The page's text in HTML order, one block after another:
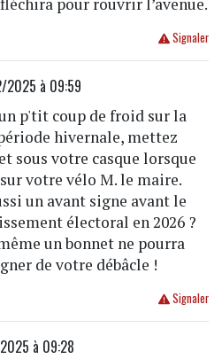
pour rouvrir l’avenue.
Signaler
à 09:59
p'tit coup de froid sur la
hivernale, mettez
sous votre casque lorsque
votre vélo M. le maire.
un avant signe avant le
électoral en 2026 ?
un bonnet ne pourra
de votre débâcle !
Signaler
à 09:28